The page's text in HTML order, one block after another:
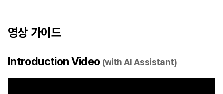
영상 가이드
Introduction Video (with AI Assistant)